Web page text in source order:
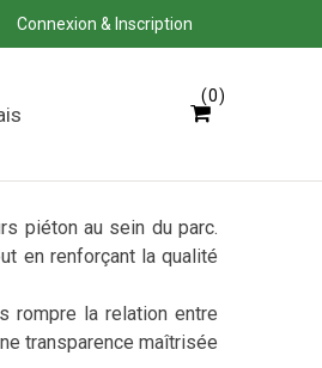
Connexion & Inscription
0
piéton au sein du parc.
en renforçant la qualité
rompre la relation entre
transparence maîtrisée